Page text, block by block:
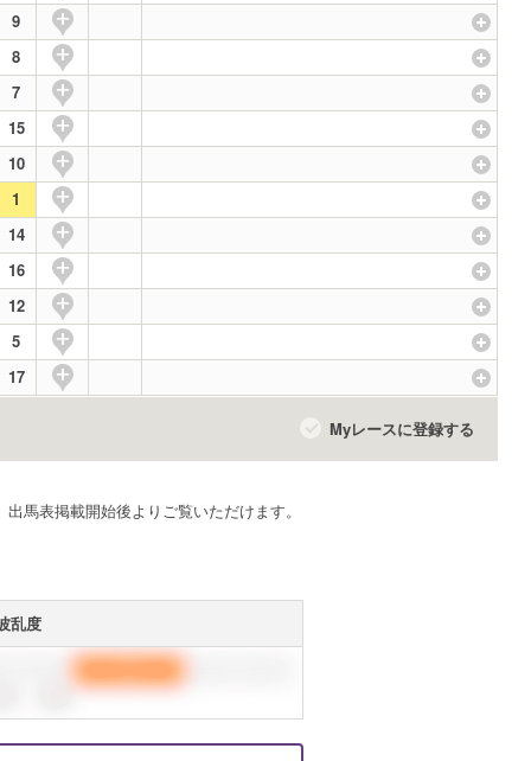
9
8
7
15
10
1
14
16
12
5
17
Myレースに登録する
馬表掲載開始後よりご覧いただけます。
乱度